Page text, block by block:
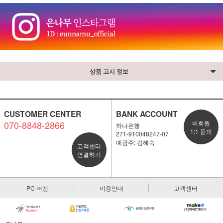
상품 고시 정보
CUSTOMER CENTER
070-8848-2866
고객센터
연결하기
BANK ACCOUNT
하나은행
271-910048247-07
예금주: 김혜숙
비회원
1:1 문의
PC 버전 이용안내 고객센터